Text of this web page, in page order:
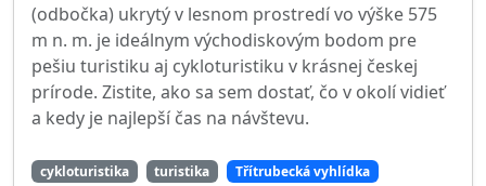
(odbočka) ukrytý v lesnom prostredí vo výške 575
m n. m. je ideálnym východiskovým bodom pre
pešiu turistiku aj cykloturistiku v krásnej českej
prírode. Zistite, ako sa sem dostať, čo v okolí vidieť
a kedy je najlepší čas na návštevu.
cykloturistika turistika
Třítrubecká vyhlídka